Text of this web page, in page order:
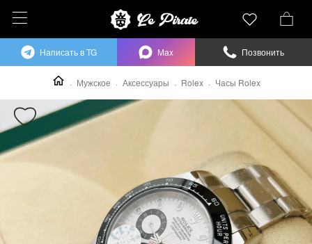
Мужское Аксессуары Rolex Часы Rolex
Написать в TG Max Позвонить